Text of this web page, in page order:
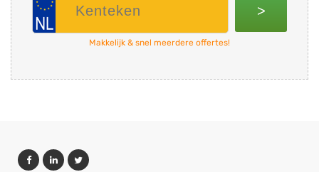
>
Makkelijk & snel meerdere offertes!